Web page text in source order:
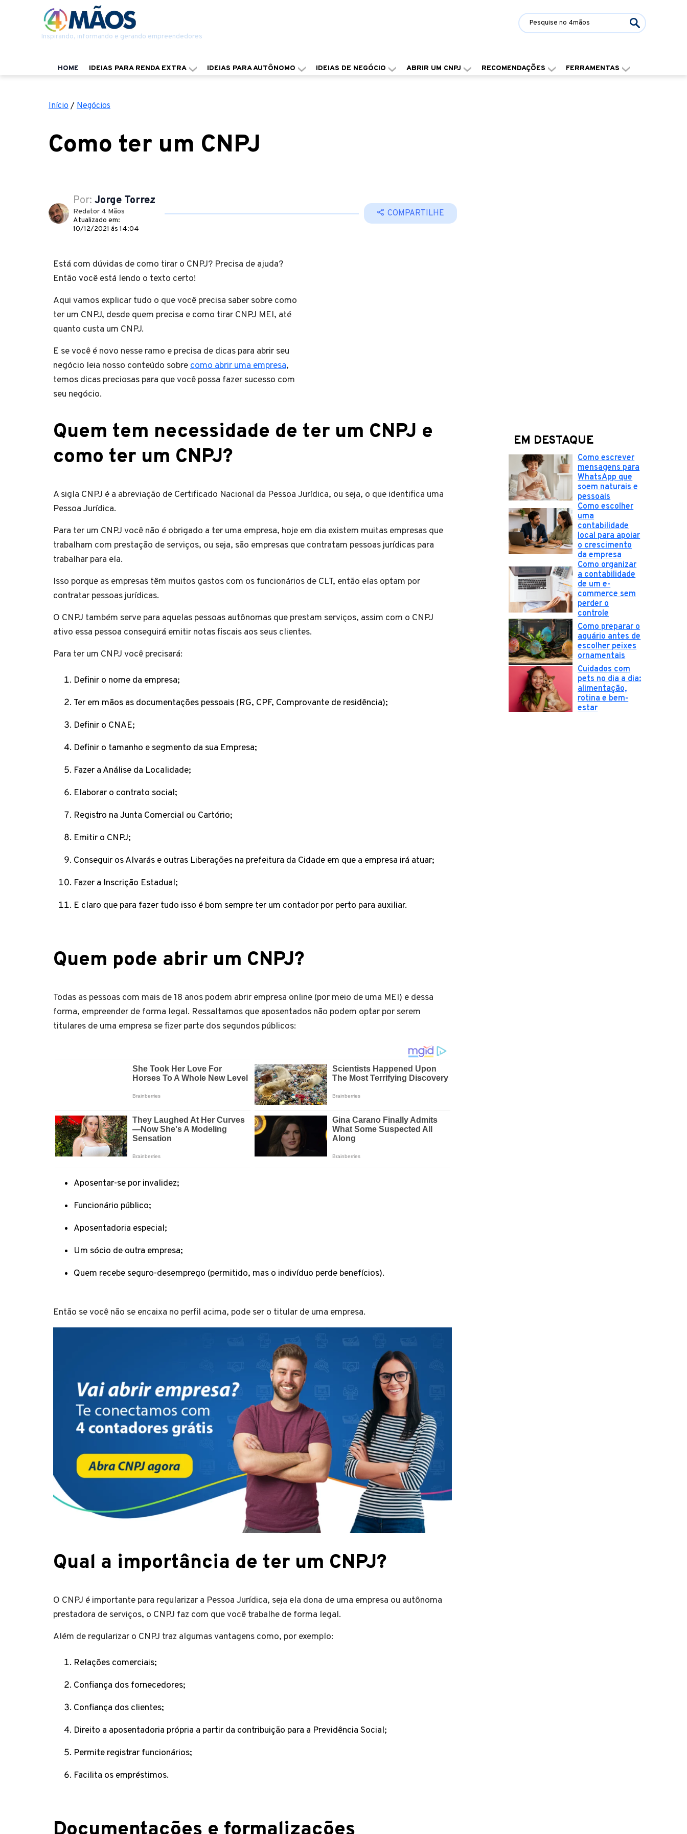
Inspirando, informando e gerando empreendedores
HOME IDEIAS PARA RENDA EXTRA IDEIAS PARA AUTÔNOMO IDEIAS DE NEGÓCIO ABRIR UM CNPJ RECOMENDAÇÕES FERRAMENTAS
Início / Negócios
Como ter um CNPJ
Por: Jorge Torrez
Redator 4 Mãos
Atualizado em:
10/12/2021 ás 14:04
COMPARTILHE
Está com dúvidas de como tirar o CNPJ? Precisa de ajuda?
Então você está lendo o texto certo!
Aqui vamos explicar tudo o que você precisa saber sobre como
ter um CNPJ, desde quem precisa e como tirar CNPJ MEI, até
quanto custa um CNPJ.
E se você é novo nesse ramo e precisa de dicas para abrir seu
negócio leia nosso conteúdo sobre como abrir uma empresa,
temos dicas preciosas para que você possa fazer sucesso com
seu negócio.
Quem tem necessidade de ter um CNPJ e
como ter um CNPJ?
A sigla CNPJ é a abreviação de Certificado Nacional da Pessoa Jurídica, ou seja, o que identifica uma
Pessoa Jurídica.
Para ter um CNPJ você não é obrigado a ter uma empresa, hoje em dia existem muitas empresas que
trabalham com prestação de serviços, ou seja, são empresas que contratam pessoas jurídicas para
trabalhar para ela.
Isso porque as empresas têm muitos gastos com os funcionários de CLT, então elas optam por
contratar pessoas jurídicas.
O CNPJ também serve para aquelas pessoas autônomas que prestam serviços, assim com o CNPJ
ativo essa pessoa conseguirá emitir notas fiscais aos seus clientes.
Para ter um CNPJ você precisará:
Definir o nome da empresa;
Ter em mãos as documentações pessoais (RG, CPF, Comprovante de residência);
Definir o CNAE;
Definir o tamanho e segmento da sua Empresa;
Fazer a Análise da Localidade;
Elaborar o contrato social;
Registro na Junta Comercial ou Cartório;
Emitir o CNPJ;
Conseguir os Alvarás e outras Liberações na prefeitura da Cidade em que a empresa irá atuar;
Fazer a Inscrição Estadual;
E claro que para fazer tudo isso é bom sempre ter um contador por perto para auxiliar.
Quem pode abrir um CNPJ?
Todas as pessoas com mais de 18 anos podem abrir empresa online (por meio de uma MEI) e dessa
forma, empreender de forma legal. Ressaltamos que aposentados não podem optar por serem
titulares de uma empresa se fizer parte dos segundos públicos:
Aposentar-se por invalidez;
Funcionário público;
Aposentadoria especial;
Um sócio de outra empresa;
Quem recebe seguro-desemprego (permitido, mas o indivíduo perde benefícios).
Então se você não se encaixa no perfil acima, pode ser o titular de uma empresa.
Qual a importância de ter um CNPJ?
O CNPJ é importante para regularizar a Pessoa Jurídica, seja ela dona de uma empresa ou autônoma
prestadora de serviços, o CNPJ faz com que você trabalhe de forma legal.
Além de regularizar o CNPJ traz algumas vantagens como, por exemplo:
Relações comerciais;
Confiança dos fornecedores;
Confiança dos clientes;
Direito a aposentadoria própria a partir da contribuição para a Previdência Social;
Permite registrar funcionários;
Facilita os empréstimos.
EM DESTAQUE
Como escrever
mensagens para
WhatsApp que
soem naturais e
pessoais
Como escolher
uma
contabilidade
local para apoiar
o crescimento
da empresa
Como organizar
a contabilidade
de um e-
commerce sem
perder o
controle
Como preparar o
aquário antes de
escolher peixes
ornamentais
Cuidados com
pets no dia a dia:
alimentação,
rotina e bem-
estar